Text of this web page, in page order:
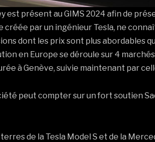
est présent au GIMS 2024 afin de
créée par un ingénieur Tesla, ne
dont les prix sont plus abordables
en Europe se déroule sur 4
à Genève, suivie maintenant par
peut compter sur un fort soutien
de la Tesla Model S et de la